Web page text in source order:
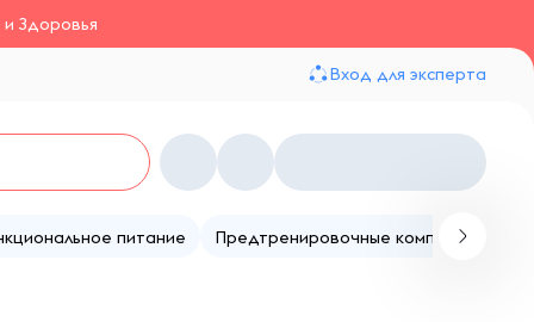
Здоровья
Вход для эксперта
питание Предтренировочные комплексы